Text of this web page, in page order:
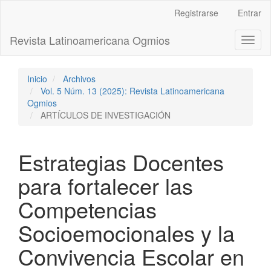
principal
Barra
Registrarse Entrar
Revista Latinoamericana Ogmios
Inicio
Archivos
Vol. 5 Núm. 13 (2025): Revista Latinoamericana
Ogmios
ARTÍCULOS DE INVESTIGACIÓN
Estrategias Docentes
para fortalecer las
Competencias
Socioemocionales y la
Convivencia Escolar en